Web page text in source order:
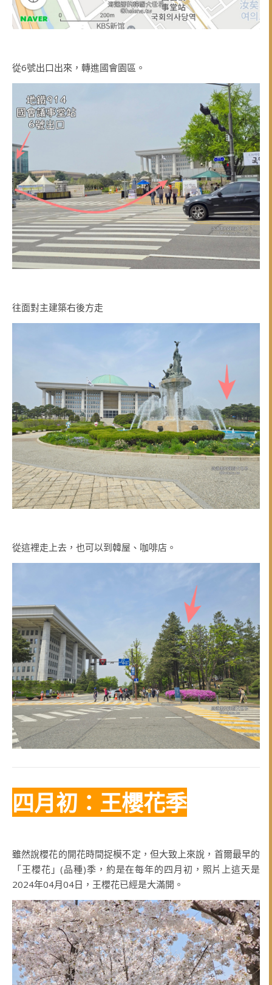
從6號出口出來，轉進國會園區。
往面對主建築右後方走
從這裡走上去，也可以到韓屋、咖啡店。
四月初：王櫻花季
雖然說櫻花的開花時間捉模不定，但大致上來說，首爾最早的
「王櫻花」(品種)季，約是在每年的四月初，照片上這天是
2024年04月04日，王櫻花已經是大滿開。